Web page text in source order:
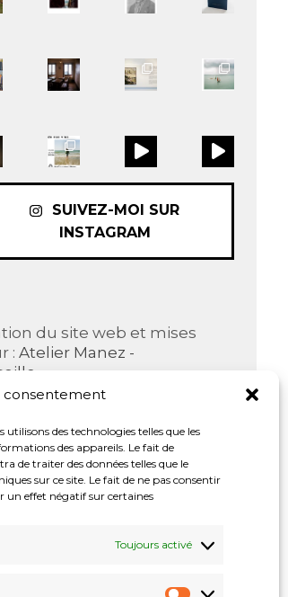
consentement
des technologies telles que les
des appareils. Le fait de
de traiter des données telles que le
sur ce site. Le fait de ne pas consentir
un effet négatif sur certaines
Toujours activé
SUIVEZ-MOI SUR
INSTAGRAM
du site web et mises
: Atelier Manez -
2026|Merci à